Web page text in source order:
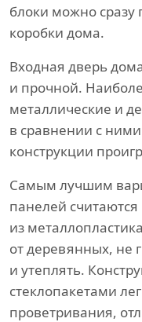
блоки можно сразу
коробки дома.
Входная дверь
и прочной.
металлические и
в сравнении с
конструкции
Самым лучшим
панелей считаются
из
от деревянных, не
и утеплять.
стеклопакетами
проветривания,